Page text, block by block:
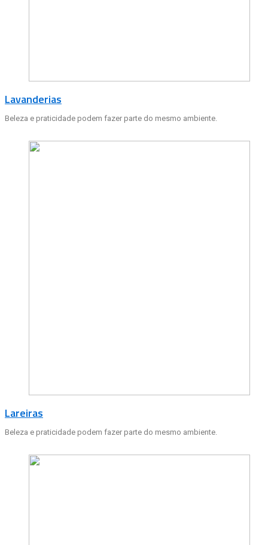
Lavanderias
Beleza e praticidade podem fazer parte do mesmo ambiente.
Lareiras
Beleza e praticidade podem fazer parte do mesmo ambiente.